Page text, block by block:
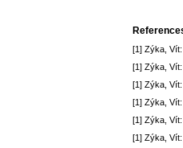
[1] Zýka, Vít:
[1] Zýka, Vít:
[1] Zýka, Vít:
[1] Zýka, Vít:
[1] Zýka, Vít:
[1] Zýka, Vít: